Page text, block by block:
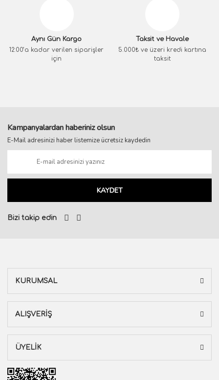
Aynı Gün Kargo
12:00’a kadar verilen siparişler
için
Taksit ve Havale
5.000₺ ve üzeri kredi kartına
taksit
Kampanyalardan haberiniz olsun
E-Mail adresinizi haber listemize ücretsiz kaydedin
KAYDET
Bizi takip edin
KURUMSAL
ALIŞVERİŞ
ÜYELİK